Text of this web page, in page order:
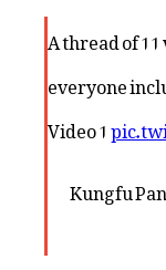
A thread of
everyone
Video 1